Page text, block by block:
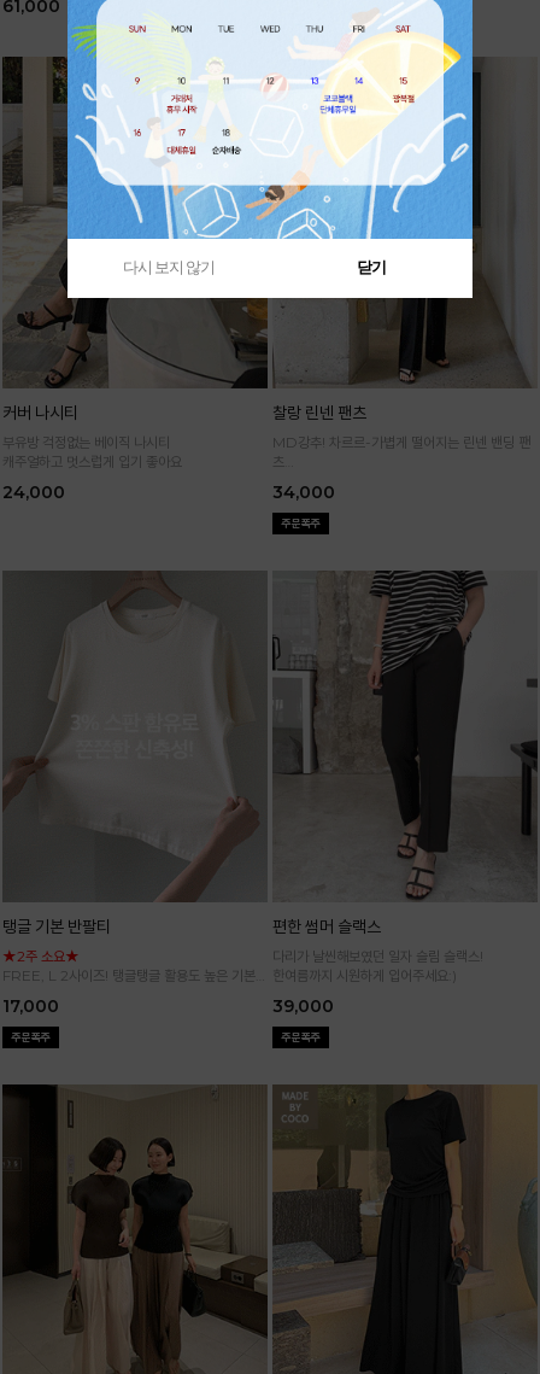
61,000
커버 나시티
부유방 걱정없는 베이직 나시티
캐주얼하고 멋스럽게 입기 좋아요
24,000
찰랑 린넨 팬츠
MD강추! 차르르-가볍게 떨어지는 린넨 밴딩 팬
츠
34,000
탱글 기본 반팔티
★2주 소요★
FREE, L 2사이즈! 탱글탱글 활용도 높은 기본
17,000
편한 썸머 슬랙스
다리가 날씬해보였던 일자 슬림 슬랙스!
한여름까지 시원하게 입어주세요:)
39,000
다시 보지 않기 닫기